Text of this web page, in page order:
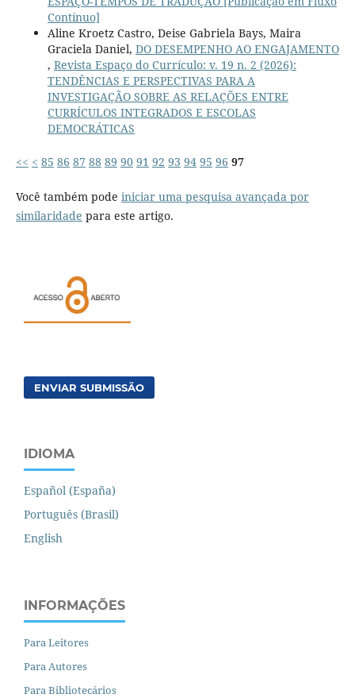
Contínuo]
Aline Kroetz Castro, Deise Gabriela Bays, Maira
Graciela Daniel, DO DESEMPENHO AO ENGAJAMENTO
, Revista Espaço do Currículo: v. 19 n. 2 (2026):
TENDÊNCIAS E PERSPECTIVAS PARA A
INVESTIGAÇÃO SOBRE AS RELAÇÕES ENTRE
CURRÍCULOS INTEGRADOS E ESCOLAS
DEMOCRÁTICAS
<< < 85 86 87 88 89 90 91 92 93 94 95 96 97
Você também pode iniciar uma pesquisa avançada por
similaridade para este artigo.
ENVIAR SUBMISSÃO
IDIOMA
Español (España)
Português (Brasil)
English
INFORMAÇÕES
Para Leitores
Para Autores
Para Bibliotecários